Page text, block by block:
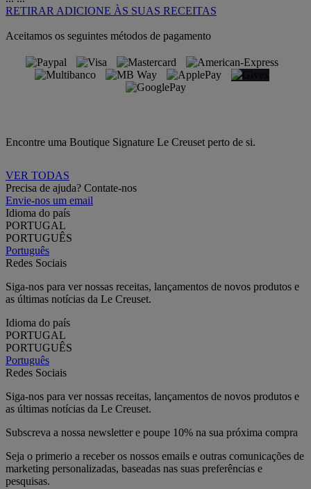
RETIRAR ADICIONE ÀS SUAS RECEITAS
Aceitamos os seguintes métodos de pagamento
Encontre uma Boutique Signature Le Creuset perto de si.
VER TODAS
Precisa de ajuda? Contate-nos
Envie-nos um email
Idioma do país
PORTUGAL
PORTUGUÊS
Português
Redes Sociais
Siga-nos para ver nossas receitas, lançamentos de novos produtos e
as últimas notícias da Le Creuset.
Idioma do país
PORTUGAL
PORTUGUÊS
Português
Redes Sociais
Siga-nos para ver nossas receitas, lançamentos de novos produtos e
as últimas notícias da Le Creuset.
Subscreva a nossa newsletter e poupe 10% na sua próxima compra
Seja o primerio a receber os nossos emails e outras comunicações de
marketing personalizadas, baseadas nas suas preferências e
pesquisas.